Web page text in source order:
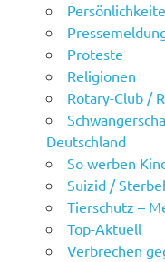
Proteste
Religionen
Rotary-Club /
Deutschland
So werben
Suizid /
Tierschutz –
Top-Aktuell
Verbrechen